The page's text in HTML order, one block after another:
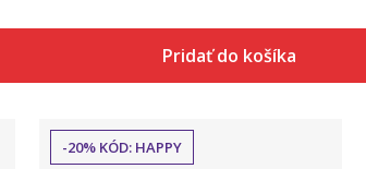
Pridať do košíka
-20% KÓD: HAPPY